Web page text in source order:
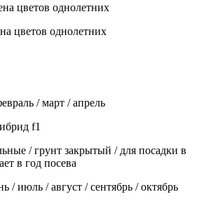
цветов однолетних
цветов однолетних
/ март / апрель
f1
/ грунт закрытый / для посадки в
в год посева
/ июль / август / сентябрь / октябрь